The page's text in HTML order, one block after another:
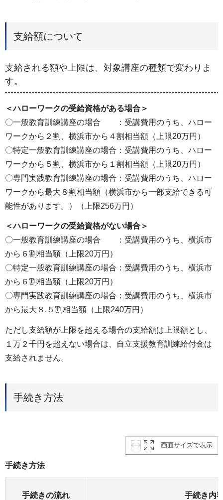
支給額について
支給される額や上限は、対象講座の種類で変わりま
す。
＜ハローワークの受給資格がある場合＞
〇一般教育訓練講座の場合 ：受講費用のうち、ハロー
ワークから２割、横浜市から４割相当額（上限20万円）
〇特定一般教育訓練講座の場合：受講費用のうち、ハロー
ワークから５割、横浜市から１割相当額（上限20万円）
〇専門実践教育訓練講座の場合：受講費用のうち、ハロー
ワークから最大８割相当額（横浜市から一部支給できる可
能性があります。）（上限256万円）
＜ハローワークの受給資格がない場合＞
〇一般教育訓練講座の場合 ：受講費用のうち、横浜市
から６割相当額（上限20万円）
〇特定一般教育訓練講座の場合：受講費用のうち、横浜市
から６割相当額（上限20万円）
〇専門実践教育訓練講座の場合：受講費用のうち、横浜市
から最大８.５割相当額（上限240万円）
ただし支給額が上限を超える場合の支給額は上限額とし、
１万２千円を超えない場合は、自立支援教育訓練給付金は
支給されません。
手続き方法
画面サイズで表示
手続き方法
手続きの流れ 手続き内